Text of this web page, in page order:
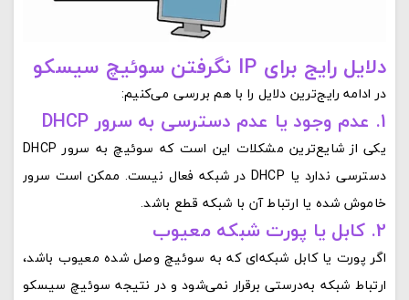
دلایل رایج برای IP نگرفتن سوئیچ سیسکو
در ادامه رایج‌ترین دلایل را با هم بررسی می‌کنیم:
1. عدم وجود یا عدم دسترسی به سرور DHCP
یکی از شایع‌ترین مشکلات این است که سوئیچ به سرور DHCP
دسترسی ندارد یا DHCP در شبکه فعال نیست. ممکن است سرور
خاموش شده یا ارتباط آن با شبکه قطع باشد.
2. کابل یا پورت شبکه معیوب
اگر پورت یا کابل شبکه‌ای که به سوئیچ وصل شده معیوب باشد،
ارتباط شبکه به‌درستی برقرار نمی‌شود و در نتیجه سوئیچ سیسکو